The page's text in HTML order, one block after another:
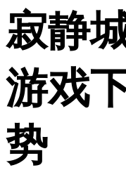
寂静
游戏
势